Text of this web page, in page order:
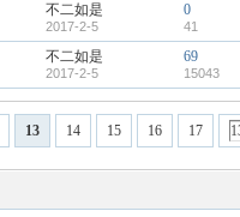
不二如是
2017-2-5
0
41
不二如是
2017-2-5
69
15043
13 14 15 16 17